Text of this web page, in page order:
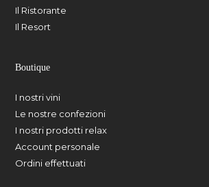
Il Ristorante
Il Resort
Boutique
I nostri vini
Le nostre confezioni
I nostri prodotti relax
Account personale
Ordini effettuati